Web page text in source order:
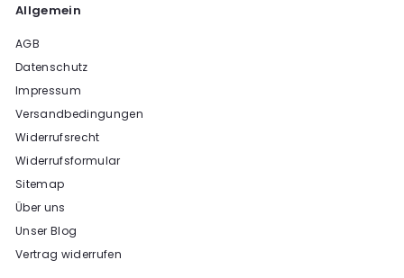
Allgemein
AGB
Datenschutz
Impressum
Versandbedingungen
Widerrufsrecht
Widerrufsformular
Sitemap
Über uns
Unser Blog
Vertrag widerrufen